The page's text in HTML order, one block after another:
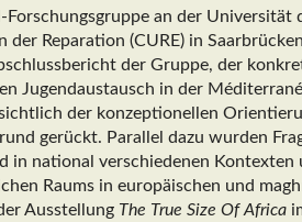
an der Universität
Reparation (CURE) in
der Gruppe, der
Jugendaustausch in der
der konzeptionellen
gerückt. Parallel dazu wurden
in national verschiedenen Kontexten
Raums in europäischen und
Ausstellung The True Size Of Africa